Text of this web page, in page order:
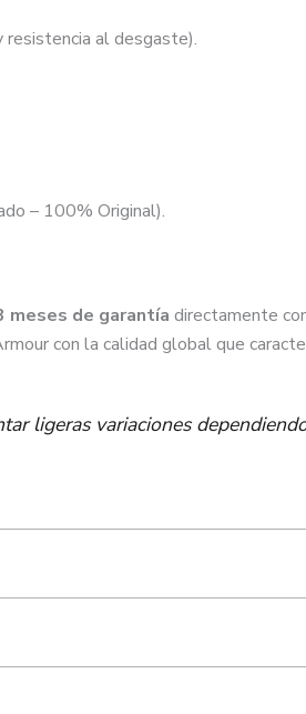
resistencia al desgaste).
– 100% Original).
meses de garantía directamente
con la calidad global que
ligeras variaciones